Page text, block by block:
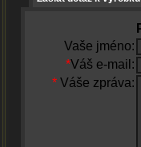
Vaše jméno:
*Váš e-mail:
* Váše zpráva: